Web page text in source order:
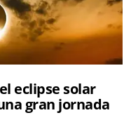
eclipse solar
gran jornada